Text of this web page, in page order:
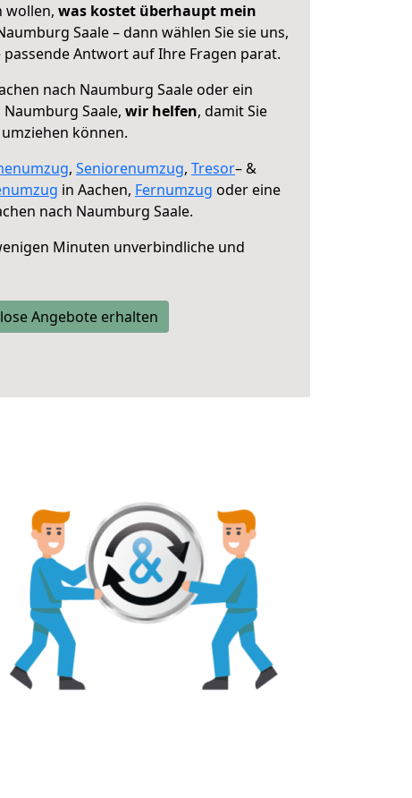
wollen, was kostet überhaupt mein
Saale – dann wählen Sie sie uns,
Antwort auf Ihre Fragen parat.
nach Naumburg Saale oder ein
Saale, wir helfen, damit Sie
können.
, Seniorenumzug, Tresor– &
in Aachen, Fernumzug oder eine
nach Naumburg Saale.
Minuten unverbindliche und
Angebote erhalten